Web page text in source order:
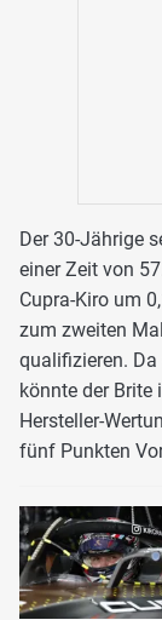
Der 30-Jährige
einer Zeit von
Cupra-Kiro um
zum zweiten
qualifizieren. Da
könnte der Brite
Hersteller-
fünf Punkten